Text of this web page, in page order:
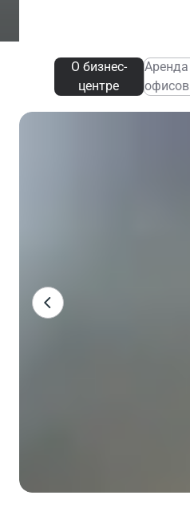
О бизнес-
центре
Аренда
офисов